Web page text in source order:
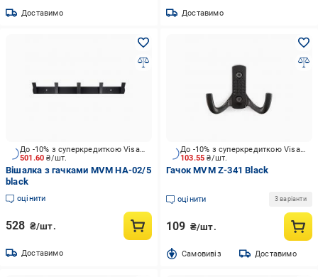
Доставимо Доставимо
501.60₴/шт.
До -10% з суперкредиткою Visa Вигода
Вішалка з гачками MVM HA-02/5
black
оцінити
528 ₴/шт.
Доставимо
103.55₴/шт.
До -10% з суперкредиткою Visa Вигода
Гачок MVM Z-341 Black
оцінити 3 варіанти
109 ₴/шт.
Cамовивіз Доставимо